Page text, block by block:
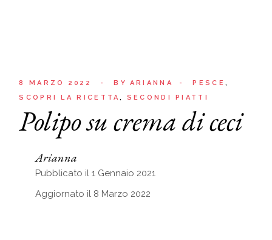
8 MARZO 2022 BY ARIANNA
PESCE
SCOPRI LA RICETTA
SECONDI PIATTI
Polipo su crema di ceci
Arianna
Pubblicato il 1 Gennaio 2021
Aggiornato il 8 Marzo 2022